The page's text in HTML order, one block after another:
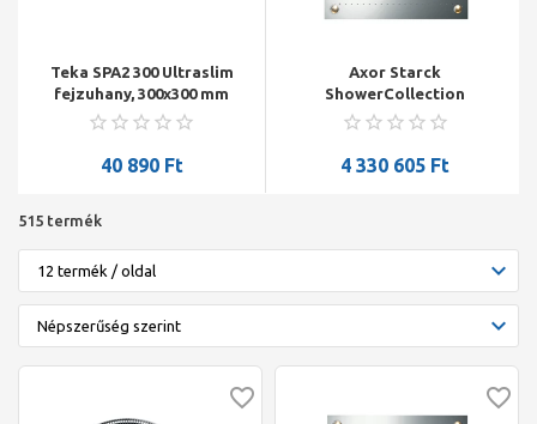
Teka SPA2 300 Ultraslim
fejzuhany, 300x300 mm
40 890 Ft
Axor Starck
ShowerCollection
ShowerHeaven
DN20 világítással
4 330 605 Ft
515 termék